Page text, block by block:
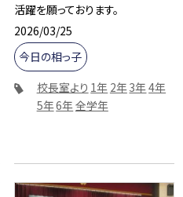
活躍を願っております。
2026/03/25
今日の相っ子
校長室より 1年 2年3年4年
5年6年全学年